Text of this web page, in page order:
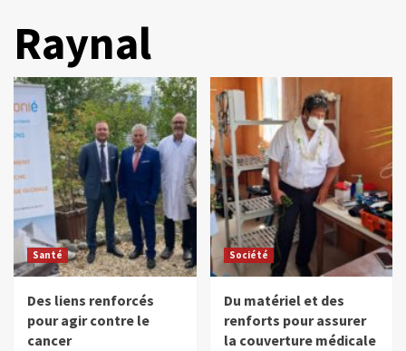
Raynal
Santé
Des liens renforcés
pour agir contre le
cancer
Société
Du matériel et des
renforts pour assurer
la couverture médicale